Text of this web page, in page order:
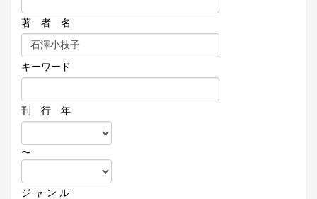
著 者 名
キーワード
刊 行 年
〜
ジ ャ ン ル